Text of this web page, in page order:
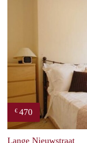
€ 470
Lange Nieuwstraat